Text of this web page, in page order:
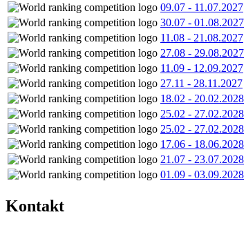
09.07 - 11.07.2027
30.07 - 01.08.2027
11.08 - 21.08.2027
27.08 - 29.08.2027
11.09 - 12.09.2027
27.11 - 28.11.2027
18.02 - 20.02.2028
25.02 - 27.02.2028
25.02 - 27.02.2028
17.06 - 18.06.2028
21.07 - 23.07.2028
01.09 - 03.09.2028
Kontakt